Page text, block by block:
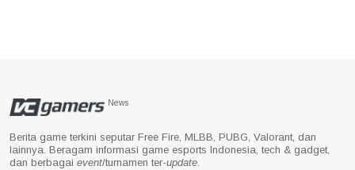
News
Berita game terkini seputar Free Fire, MLBB, PUBG, Valorant, dan
lainnya. Beragam informasi game esports Indonesia, tech & gadget,
dan berbagai event/turnamen ter-update.